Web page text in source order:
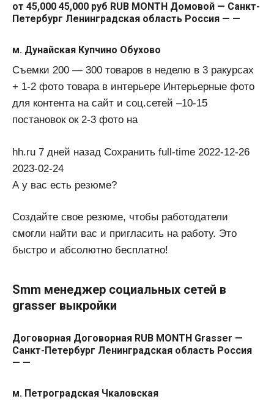
от 45,000 45,000 руб RUB MONTH Домовой — Санкт-
Петербург Ленинградская область Россия — —
м. Дунайская Купчино Обухово
Съемки 200 — 300 товаров в неделю в 3 ракурсах
+ 1-2 фото товара в интерьере Интерьерные фото
для контента на сайт и соц.сетей –10-15
постановок ок 2-3 фото на
hh.ru 7 дней назад Сохранить full-time 2022-12-26
2023-02-24
А у вас есть резюме?
Создайте свое резюме, чтобы работодатели
смогли найти вас и пригласить на работу. Это
быстро и абсолютно бесплатно!
Smm менеджер социальных сетей в
grasser выкройки
Договорная Договорная RUB MONTH Grasser —
Санкт-Петербург Ленинградская область Россия
— —
м. Петроградская Чкаловская